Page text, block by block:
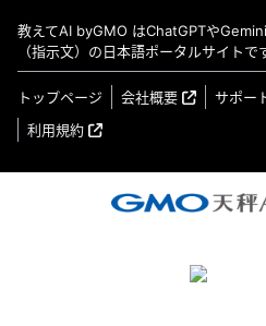
教えてAI byGMO はChatGPTや
（指示文）の日本語ポータルサイトで
トップページ 会社概要 サポー
利用規約